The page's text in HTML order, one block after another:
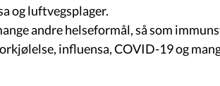
og luftvegsplager.
andre helseformål, så som
influensa, COVID-19 og